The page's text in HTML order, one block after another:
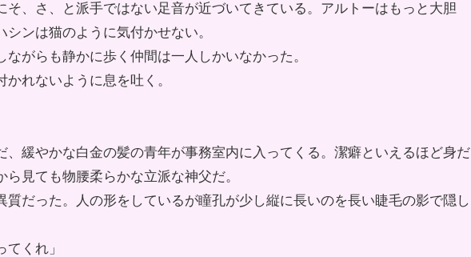
、さ、と派手ではない足音が近づいてきている。アルトーはもっと大胆
ンは猫のように気付かせない。
がらも静かに歩く仲間は一人しかいなかった。
れないように息を吐く。
緩やかな白金の髪の青年が事務室内に入ってくる。潔癖といえるほど身だ
見ても物腰柔らかな立派な神父だ。
だった。人の形をしているが瞳孔が少し縦に長いのを長い睫毛の影で隠し
てくれ」